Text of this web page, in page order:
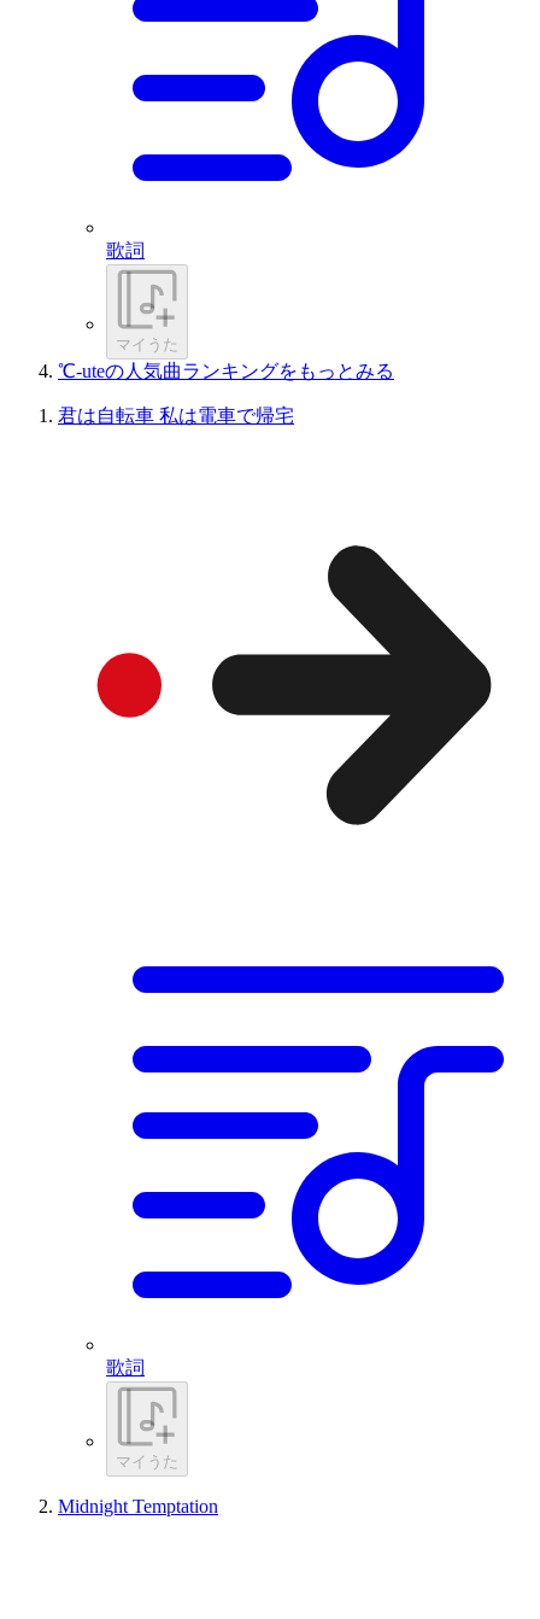
歌詞
マイうた
℃-uteの人気曲ランキングをもっとみる
君は自転車 私は電車で帰宅
歌詞
マイうた
Midnight Temptation